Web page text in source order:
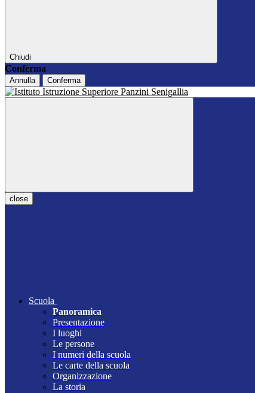
Chiudi
Conferma
Annulla Conferma
close
Scuola
Panoramica
Presentazione
I luoghi
Le persone
I numeri della scuola
Le carte della scuola
Organizzazione
La storia